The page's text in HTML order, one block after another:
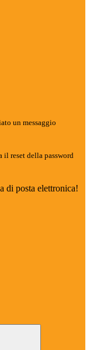
un messaggio
il reset della password
di posta elettronica!